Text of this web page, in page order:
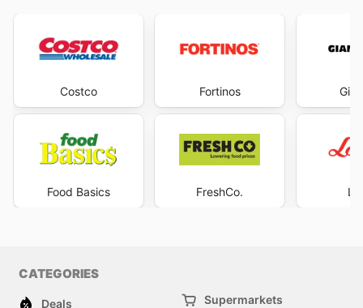
Costco
Food Basics
Fortinos
FreshCo.
CATEGORIES
Deals Supermarkets